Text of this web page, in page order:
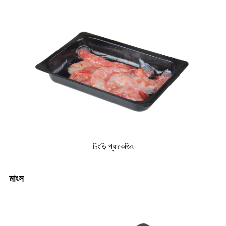
চিংড়ি প্যাকেজিং
মাংস